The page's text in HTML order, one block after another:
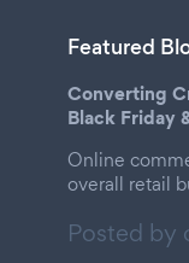
Featured
Converting
Black Friday
Online
overall retail
Posted by